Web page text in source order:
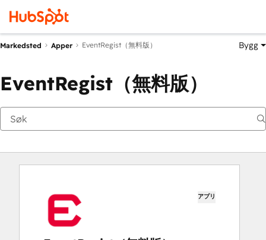
Markedsted Apper EventRegist（無料版） Bygg
EventRegist（無料版）
アプリ